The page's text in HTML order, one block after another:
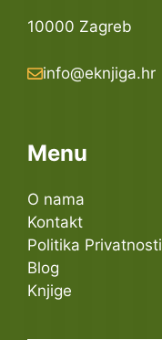
10000 Zagreb
info@eknjiga.hr
Menu
O nama
Kontakt
Politika Privatnosti
Blog
Knjige